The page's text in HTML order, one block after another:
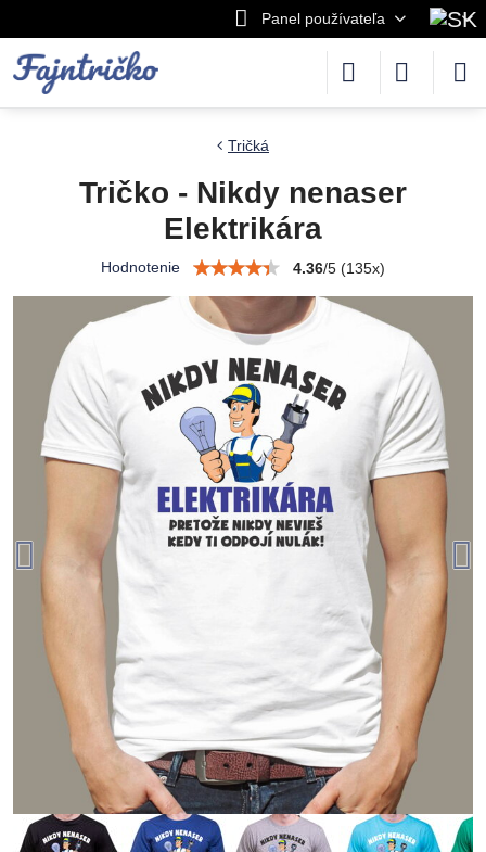
Panel používateľa
Tričká
Tričko - Nikdy nenaser
Elektrikára
Hodnotenie 4.36/5 (135x)